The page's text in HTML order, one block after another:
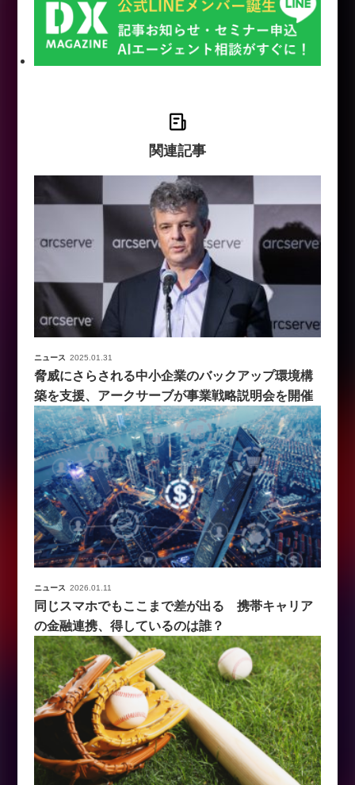
関連記事
ニュース 2025.01.31
脅威にさらされる中小企業のバックアップ環境構
築を支援、アークサーブが事業戦略説明会を開催
ニュース 2026.01.11
同じスマホでもここまで差が出る 携帯キャリア
の金融連携、得しているのは誰？